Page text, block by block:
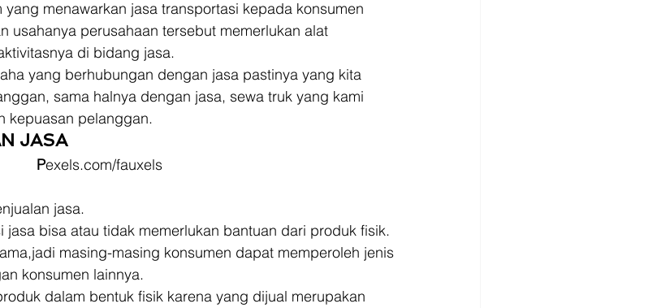
menawarkan jasa transportasi kepada konsumen
usahanya perusahaan tersebut memerlukan alat
di bidang jasa.
yang berhubungan dengan jasa pastinya yang kita
sama halnya dengan jasa, sewa truk yang kami
kepuasan pelanggan.
JASA
Pexels.com/fauxels
jasa.
jasa bisa atau tidak memerlukan bantuan dari produk fisik.
masing-masing konsumen dapat memperoleh jenis
konsumen lainnya.
dalam bentuk fisik karena yang dijual merupakan